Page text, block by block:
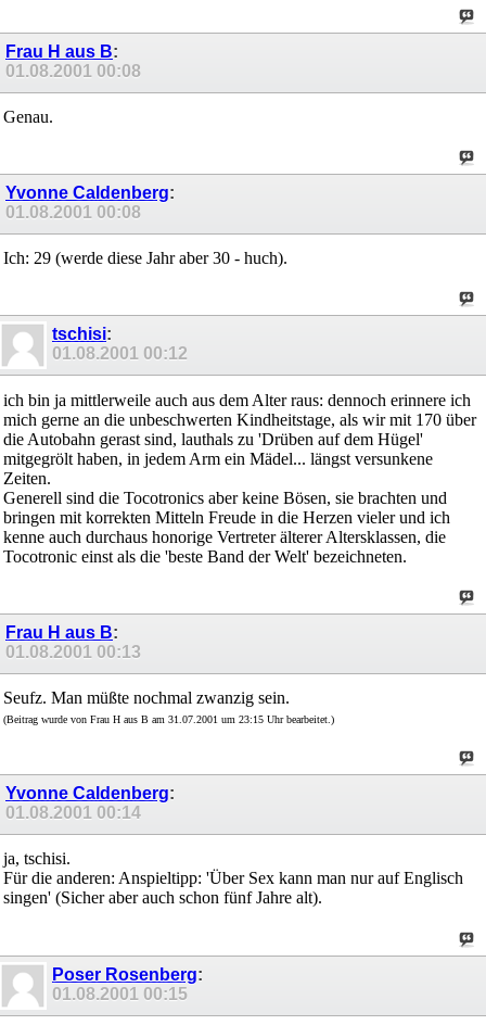
Frau H aus B:
01.08.2001 00:08
Genau.
Yvonne Caldenberg:
01.08.2001 00:08
Ich: 29 (werde diese Jahr aber 30 - huch).
tschisi:
01.08.2001 00:12
ich bin ja mittlerweile auch aus dem Alter raus: dennoch erinnere ich
mich gerne an die unbeschwerten Kindheitstage, als wir mit 170 über
die Autobahn gerast sind, lauthals zu 'Drüben auf dem Hügel'
mitgegrölt haben, in jedem Arm ein Mädel... längst versunkene
Zeiten.
Generell sind die Tocotronics aber keine Bösen, sie brachten und
bringen mit korrekten Mitteln Freude in die Herzen vieler und ich
kenne auch durchaus honorige Vertreter älterer Altersklassen, die
Tocotronic einst als die 'beste Band der Welt' bezeichneten.
Frau H aus B:
01.08.2001 00:13
Seufz. Man müßte nochmal zwanzig sein.
(Beitrag wurde von Frau H aus B am 31.07.2001 um 23:15 Uhr bearbeitet.)
Yvonne Caldenberg:
01.08.2001 00:14
ja, tschisi.
Für die anderen: Anspieltipp: 'Über Sex kann man nur auf Englisch
singen' (Sicher aber auch schon fünf Jahre alt).
Poser Rosenberg:
01.08.2001 00:15